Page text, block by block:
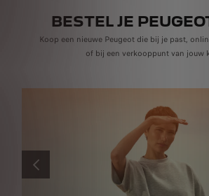
BESTEL JE
Koop een nieuwe Peugeot die bij je past,
of bij een verkooppunt van jouw
VORIGE